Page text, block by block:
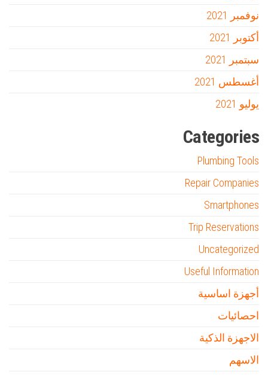
نوفمبر 2021
أكتوبر 2021
سبتمبر 2021
أغسطس 2021
يوليو 2021
Categories
Plumbing Tools
Repair Companies
Smartphones
Trip Reservations
Uncategorized
Useful Information
أجهزة اساسية
احصائيات
الاجهزة الذكية
الاسهم